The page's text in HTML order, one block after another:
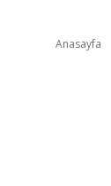
Anasayfa